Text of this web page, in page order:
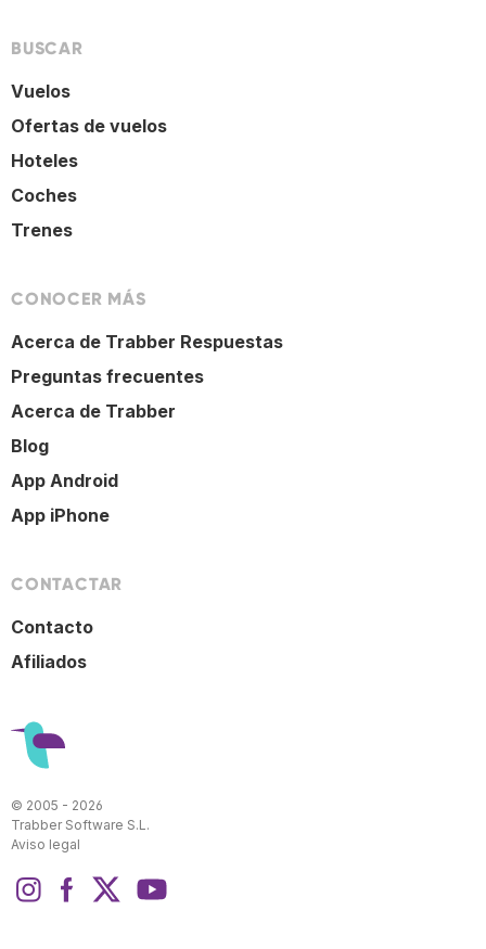
BUSCAR
Vuelos
Ofertas de vuelos
Hoteles
Coches
Trenes
CONOCER MÁS
Acerca de Trabber Respuestas
Preguntas frecuentes
Acerca de Trabber
Blog
App Android
App iPhone
CONTACTAR
Contacto
Afiliados
© 2005 - 2026
Trabber Software S.L.
Aviso legal